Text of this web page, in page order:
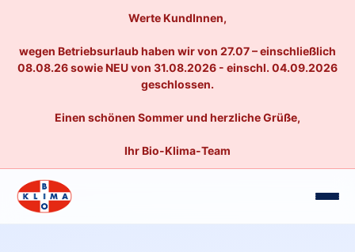
Werte KundInnen,
wegen Betriebsurlaub haben wir von 27.07 – einschließlich
08.08.26 sowie NEU von 31.08.2026 - einschl. 04.09.2026
geschlossen.
Einen schönen Sommer und herzliche Grüße,
Ihr Bio-Klima-Team